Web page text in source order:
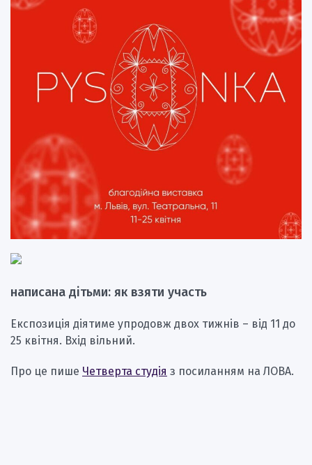
написана дітьми: як взяти участь
Експозиція діятиме упродовж двох тижнів – від 11 до
25 квітня. Вхід вільний.
Про це пише Четверта студія з посиланням на ЛОВА.